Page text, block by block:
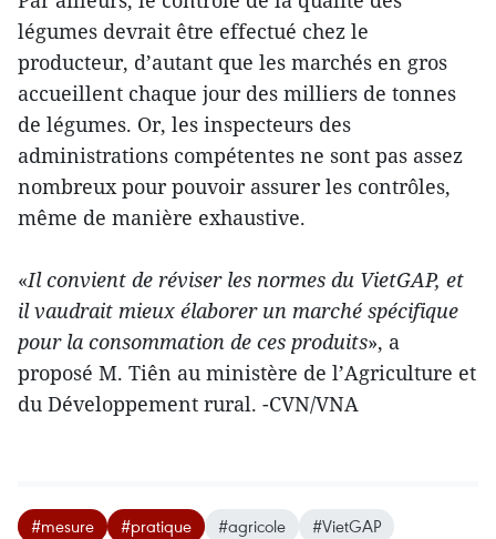
légumes devrait être effectué chez le
producteur, d’autant que les marchés en gros
accueillent chaque jour des milliers de tonnes
de légumes. Or, les inspecteurs des
administrations compétentes ne sont pas assez
nombreux pour pouvoir assurer les contrôles,
même de manière exhaustive.
«Il convient de réviser les normes du VietGAP, et
il vaudrait mieux élaborer un marché spécifique
pour la consommation de ces produits», a
proposé M. Tiên au ministère de l’Agriculture et
du Développement rural. -CVN/VNA
#mesure #pratique #agricole #VietGAP